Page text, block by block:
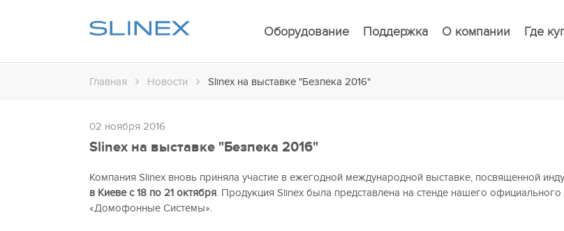
Оборудование Поддержка О компании Где
Главная Новости Slinex на выставке "Безпека 2016"
02 ноября 2016
Slinex на выставке "Безпека 2016"
Компания Slinex вновь приняла участие в ежегодной международной выставке, посвященной
в Киеве с 18 по 21 октября. Продукция Slinex была представлена на стенде нашего
«Домофонные Системы».